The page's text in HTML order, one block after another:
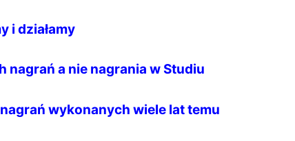
i działamy
nagrań a nie nagrania w Studiu
wykonanych wiele lat temu